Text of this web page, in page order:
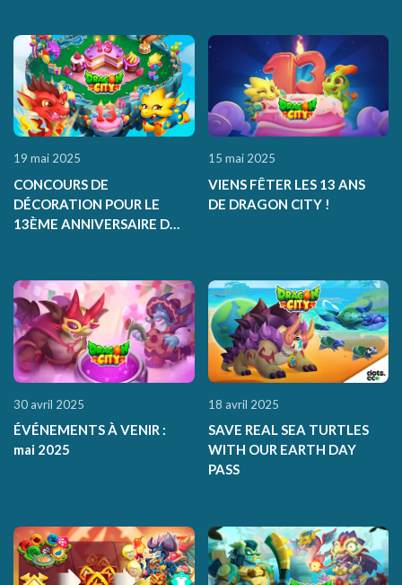
19 mai 2025
CONCOURS DE
DÉCORATION POUR LE
13ÈME ANNIVERSAIRE DE
15 mai 2025
VIENS FÊTER LES 13 ANS
DE DRAGON CITY !
30 avril 2025
ÉVÉNEMENTS À VENIR :
mai 2025
18 avril 2025
SAVE REAL SEA TURTLES
WITH OUR EARTH DAY
PASS